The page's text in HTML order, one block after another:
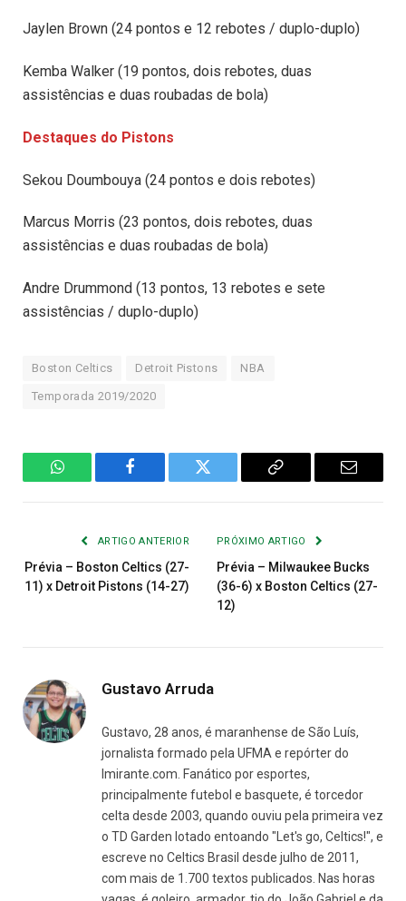
Jaylen Brown (24 pontos e 12 rebotes / duplo-duplo)
Kemba Walker (19 pontos, dois rebotes, duas
assistências e duas roubadas de bola)
Destaques do Pistons
Sekou Doumbouya (24 pontos e dois rebotes)
Marcus Morris (23 pontos, dois rebotes, duas
assistências e duas roubadas de bola)
Andre Drummond (13 pontos, 13 rebotes e sete
assistências / duplo-duplo)
Boston Celtics Detroit Pistons NBA
Temporada 2019/2020
WhatsAppFacebook Twitter
Copiar
E-
ARTIGO ANTERIOR
Prévia – Boston Celtics (27-
11) x Detroit Pistons (14-27)
PRÓXIMO ARTIGO
Prévia – Milwaukee Bucks
(36-6) x Boston Celtics (27-
12)
Gustavo Arruda
Gustavo, 28 anos, é maranhense de São Luís,
jornalista formado pela UFMA e repórter do
Imirante.com. Fanático por esportes,
principalmente futebol e basquete, é torcedor
celta desde 2003, quando ouviu pela primeira vez
o TD Garden lotado entoando "Let's go, Celtics!", e
escreve no Celtics Brasil desde julho de 2011,
com mais de 1.700 textos publicados. Nas horas